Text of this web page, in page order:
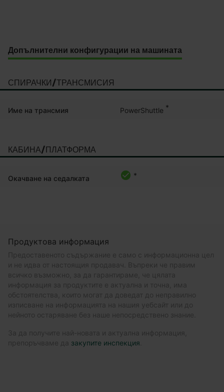
Допълнителни конфигурации на машината
СПИРАЧКИ/ТРАНСМИСИЯ
Име на трансмия PowerShuttle *
КАБИНА/ПЛАТФОРМА
Окачване на седалката *
Продуктова информация
Предоставеното съдържание е само с информационна цел
и не идва от настоящия продавач. Въпреки че правим
всичко възможно, за да гарантираме, че цялата
информация за продуктите е актуална и точна, има
обстоятелства, които могат да доведат до неправилно
изписване на информацията на нашия уебсайт или до
нейното остаряване без наше непосредствено знание.
За да получите най-новата и актуална информация,
препоръчваме да закупите инспекция